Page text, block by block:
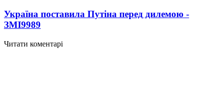
Україна поставила Путіна перед дилемою -
ЗМІ9989
Читати коментарі